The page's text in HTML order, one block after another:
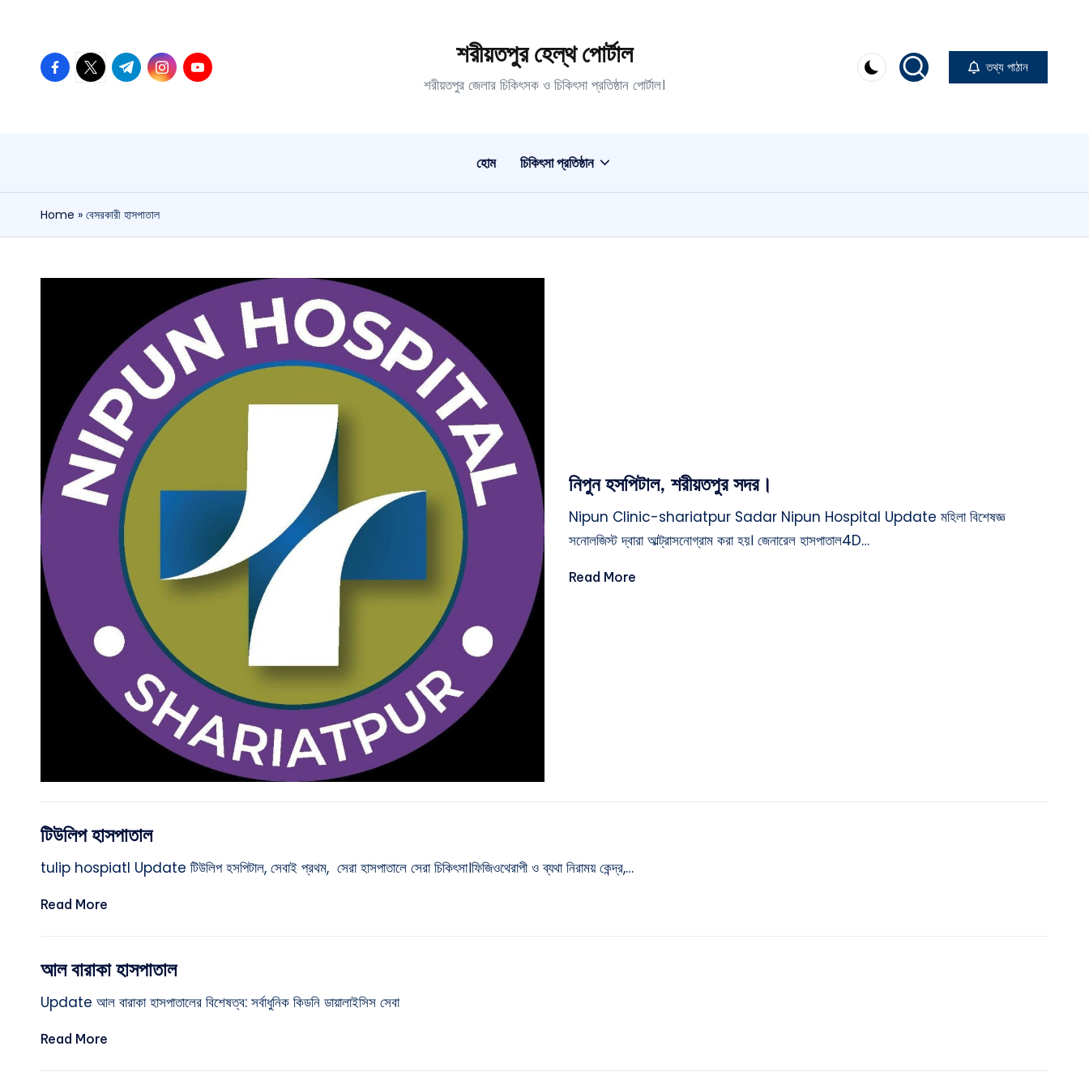
শরীয়তপুর হেল্থ পোর্টাল
শরীয়তপুর জেলার চিকিৎসক ও চিকিৎসা প্রতিষ্ঠান পোর্টাল।
তথ্য পাঠান
হোম চিকিৎসা প্রতিষ্ঠান
Home » বেসরকারী হাসপাতাল
নিপুন হসপিটাল, শরীয়তপুর সদর।
Nipun Clinic-shariatpur Sadar Nipun Hospital Update মহিলা বিশেষজ্ঞ
সনোলজিস্ট দ্বারা আল্ট্রাসনোগ্রাম করা হয়। জেনারেল হাসপাতাল4D…
Read More
টিউলিপ হাসপাতাল
tulip hospiatl Update টিউলিপ হসপিটাল, সেবাই প্রথম, সেরা হাসপাতালে সেরা চিকিৎসা।ফিজিওথেরাপী ও ব্যথা নিরাময় কেন্দ্র,…
Read More
আল বারাকা হাসপাতাল
Update আল বারাকা হাসপাতালের বিশেষত্ব: সর্বাধুনিক কিডনি ডায়ালাইসিস সেবা
Read More